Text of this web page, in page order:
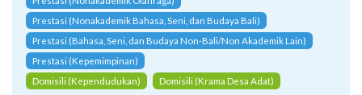
Prestasi (Nonakademik Olahraga)
Prestasi (Nonakademik Bahasa, Seni, dan Budaya Bali)
Prestasi (Bahasa, Seni, dan Budaya Non-Bali/Non Akademik Lain)
Prestasi (Kepemimpinan)
Domisili (Kependudukan)
Domisili (Krama Desa Adat)